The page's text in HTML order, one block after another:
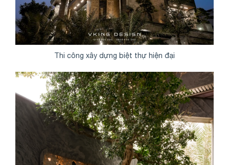
Thi công xây dựng biệt thự hiện đại